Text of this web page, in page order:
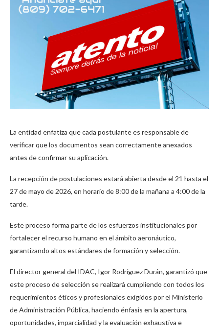
La entidad enfatiza que cada postulante es responsable de
verificar que los documentos sean correctamente anexados
antes de confirmar su aplicación.
La recepción de postulaciones estará abierta desde el 21 hasta el
27 de mayo de 2026, en horario de 8:00 de la mañana a 4:00 de la
tarde.
Este proceso forma parte de los esfuerzos institucionales por
fortalecer el recurso humano en el ámbito aeronáutico,
garantizando altos estándares de formación y selección.
El director general del IDAC, Igor Rodríguez Durán, garantizó que
este proceso de selección se realizará cumpliendo con todos los
requerimientos éticos y profesionales exigidos por el Ministerio
de Administración Pública, haciendo énfasis en la apertura,
oportunidades, imparcialidad y la evaluación exhaustiva e